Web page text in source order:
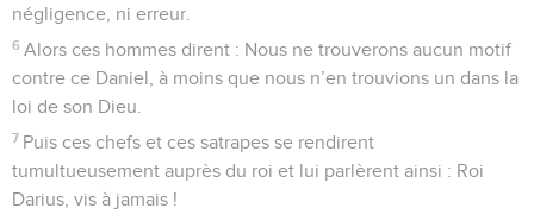
négligence, ni erreur.
6 Alors ces hommes dirent : Nous ne trouverons aucun motif
contre ce Daniel, à moins que nous n’en trouvions un dans la
loi de son Dieu.
7 Puis ces chefs et ces satrapes se rendirent
tumultueusement auprès du roi et lui parlèrent ainsi : Roi
Darius, vis à jamais !